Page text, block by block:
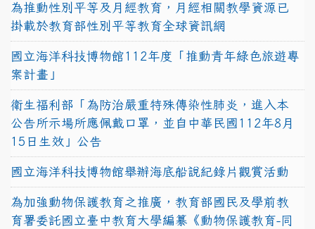
為推動性別平等及月經教育，月經相關教學資源已
掛載於教育部性別平等教育全球資訊網
國立海洋科技博物館112年度「推動青年綠色旅遊專
案計畫」
衛生福利部「為防治嚴重特殊傳染性肺炎，進入本
公告所示場所應佩戴口罩，並自中華民國112年8月
15日生效」公告
國立海洋科技博物館舉辦海底船說紀錄片觀賞活動
為加強動物保護教育之推廣，教育部國民及學前教
育署委託國立臺中教育大學編纂《動物保護教育-同